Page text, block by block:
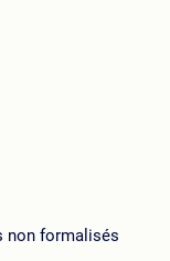
non formalisés